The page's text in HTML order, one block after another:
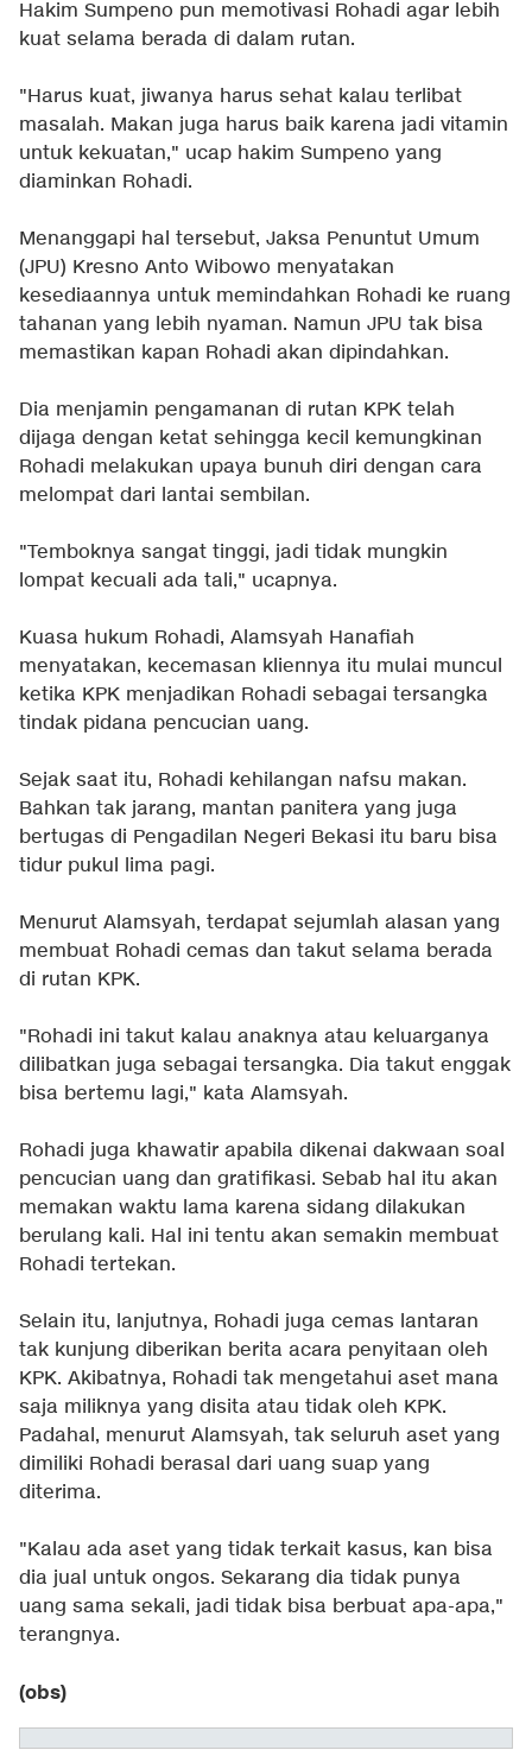
Hakim Sumpeno pun memotivasi Rohadi agar lebih
kuat selama berada di dalam rutan.
"Harus kuat, jiwanya harus sehat kalau terlibat
masalah. Makan juga harus baik karena jadi vitamin
untuk kekuatan," ucap hakim Sumpeno yang
diaminkan Rohadi.
Menanggapi hal tersebut, Jaksa Penuntut Umum
(JPU) Kresno Anto Wibowo menyatakan
kesediaannya untuk memindahkan Rohadi ke ruang
tahanan yang lebih nyaman. Namun JPU tak bisa
memastikan kapan Rohadi akan dipindahkan.
Dia menjamin pengamanan di rutan KPK telah
dijaga dengan ketat sehingga kecil kemungkinan
Rohadi melakukan upaya bunuh diri dengan cara
melompat dari lantai sembilan.
"Temboknya sangat tinggi, jadi tidak mungkin
lompat kecuali ada tali," ucapnya.
Kuasa hukum Rohadi, Alamsyah Hanafiah
menyatakan, kecemasan kliennya itu mulai muncul
ketika KPK menjadikan Rohadi sebagai tersangka
tindak pidana pencucian uang.
Sejak saat itu, Rohadi kehilangan nafsu makan.
Bahkan tak jarang, mantan panitera yang juga
bertugas di Pengadilan Negeri Bekasi itu baru bisa
tidur pukul lima pagi.
Menurut Alamsyah, terdapat sejumlah alasan yang
membuat Rohadi cemas dan takut selama berada
di rutan KPK.
"Rohadi ini takut kalau anaknya atau keluarganya
dilibatkan juga sebagai tersangka. Dia takut enggak
bisa bertemu lagi," kata Alamsyah.
Rohadi juga khawatir apabila dikenai dakwaan soal
pencucian uang dan gratifikasi. Sebab hal itu akan
memakan waktu lama karena sidang dilakukan
berulang kali. Hal ini tentu akan semakin membuat
Rohadi tertekan.
Selain itu, lanjutnya, Rohadi juga cemas lantaran
tak kunjung diberikan berita acara penyitaan oleh
KPK. Akibatnya, Rohadi tak mengetahui aset mana
saja miliknya yang disita atau tidak oleh KPK.
Padahal, menurut Alamsyah, tak seluruh aset yang
dimiliki Rohadi berasal dari uang suap yang
diterima.
"Kalau ada aset yang tidak terkait kasus, kan bisa
dia jual untuk ongos. Sekarang dia tidak punya
uang sama sekali, jadi tidak bisa berbuat apa-apa,"
terangnya.
(obs)